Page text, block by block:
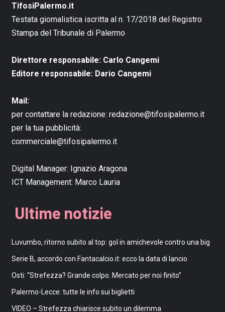
TifosiPalermo.it
Testata giornalistica iscritta al n. 17/2018 del Registro
Stampa del Tribunale di Palermo
Direttore responsabile: Carlo Cangemi
Editore responsabile: Dario Cangemi
Mail:
per contattare la redazione: redazione@tifosipalermo.it
per la tua pubblicità:
commerciale@tifosipalermo.it
Digital Manager: Ignazio Aragona
ICT Management: Marco Lauria
Ultime notizie
Luvumbo, ritorno subito al top: gol in amichevole contro una big
Serie B, accordo con Fantacalcio.it: ecco la data di lancio
Osti: “Strefezza? Grande colpo. Mercato per noi finito”
Palermo-Lecce: tutte le info sui biglietti
VIDEO – Strefezza chiarisce subito un dilemma